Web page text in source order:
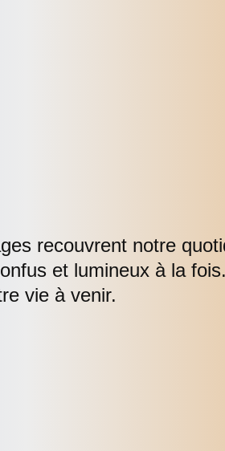
recouvrent notre
et lumineux à la
vie à venir.